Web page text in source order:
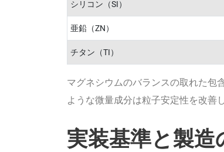
シリコン（SI）
亜鉛（ZN）
チタン（TI）
マグネシウムのバランスの取れた包
ような微量成分は粒子安定性を改善
実装基準と製造